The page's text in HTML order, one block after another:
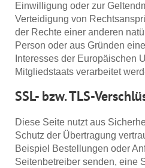
Einwilligung oder zur
Verteidigung von
der Rechte einer anderen
Person oder aus Gründen
Interesses der Europäischen
Mitgliedstaats verarbeitet
SSL- bzw. TLS-
Diese Seite nutzt aus
Schutz der Übertragung
Beispiel Bestellungen oder
Seitenbetreiber senden, eine